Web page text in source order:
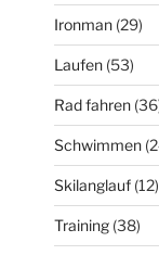
Ironman(29)
Laufen(53)
Rad fahren
Schwimmen
Skilanglauf(12)
Training(38)